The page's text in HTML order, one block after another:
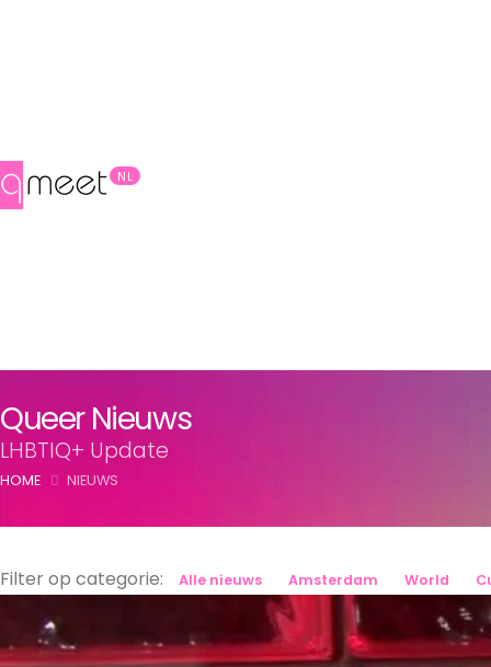
NL
Queer Nieuws
LHBTIQ+ Update
HOME NIEUWS
Filter op categorie: Alle nieuws Amsterdam World